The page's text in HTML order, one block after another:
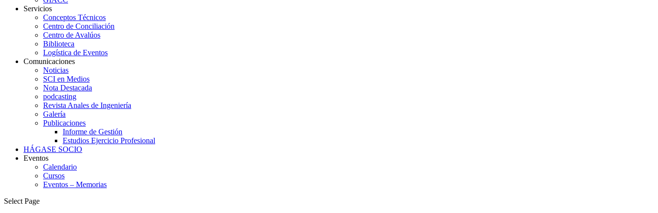
Servicios
Conceptos Técnicos
Centro de Conciliación
Centro de Avalúos
Biblioteca
Logística de Eventos
Comunicaciones
Noticias
SCI en Medios
Nota Destacada
podcasting
Revista Anales de Ingeniería
Galería
Publicaciones
Informe de Gestión
Estudios Ejercicio Profesional
HÁGASE SOCIO
Eventos
Calendario
Cursos
Eventos – Memorias
Select Page